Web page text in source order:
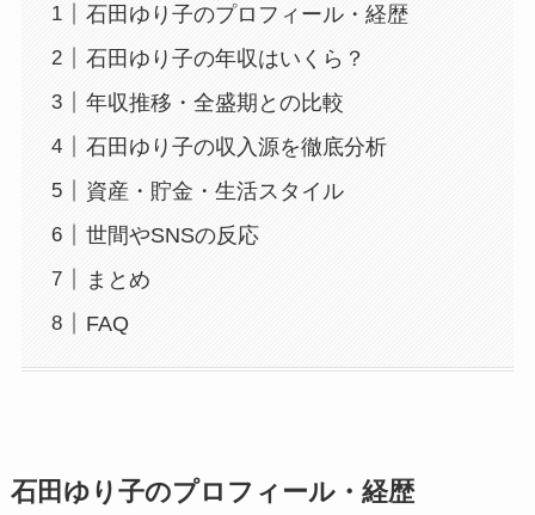
石田ゆり子のプロフィール・経歴
石田ゆり子の年収はいくら？
年収推移・全盛期との比較
石田ゆり子の収入源を徹底分析
資産・貯金・生活スタイル
世間やSNSの反応
まとめ
FAQ
石田ゆり子のプロフィール・経歴